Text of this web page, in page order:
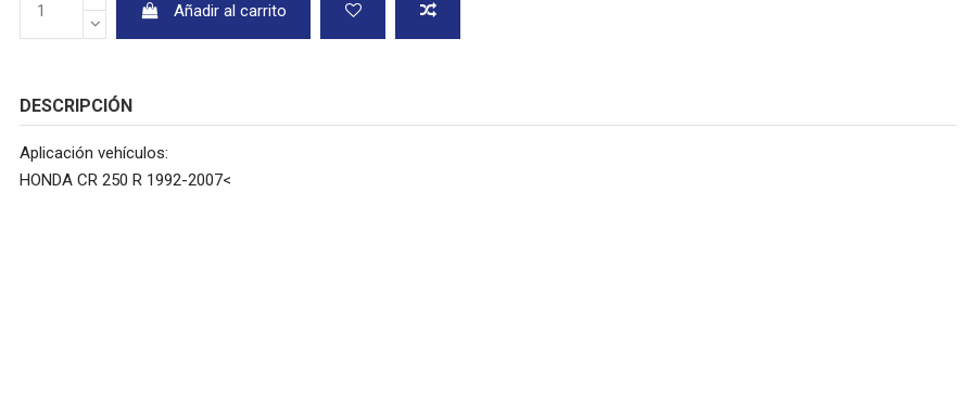
Añadir al carrito
DESCRIPCIÓN
Aplicación vehículos:
HONDA CR 250 R 1992-2007<